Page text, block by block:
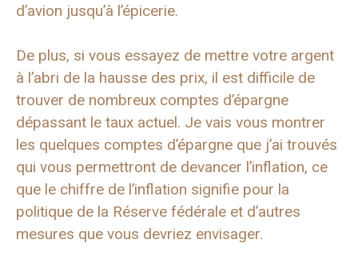
d’avion jusqu’à l’épicerie.
De plus, si vous essayez de mettre votre argent
à l’abri de la hausse des prix, il est difficile de
trouver de nombreux comptes d’épargne
dépassant le taux actuel. Je vais vous montrer
les quelques comptes d’épargne que j’ai trouvés
qui vous permettront de devancer l’inflation, ce
que le chiffre de l’inflation signifie pour la
politique de la Réserve fédérale et d’autres
mesures que vous devriez envisager.